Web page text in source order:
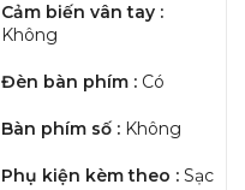
Cảm biến vân tay :
Không
Đèn bàn phím : Có
Bàn phím số : Không
Phụ kiện kèm theo : Sạc